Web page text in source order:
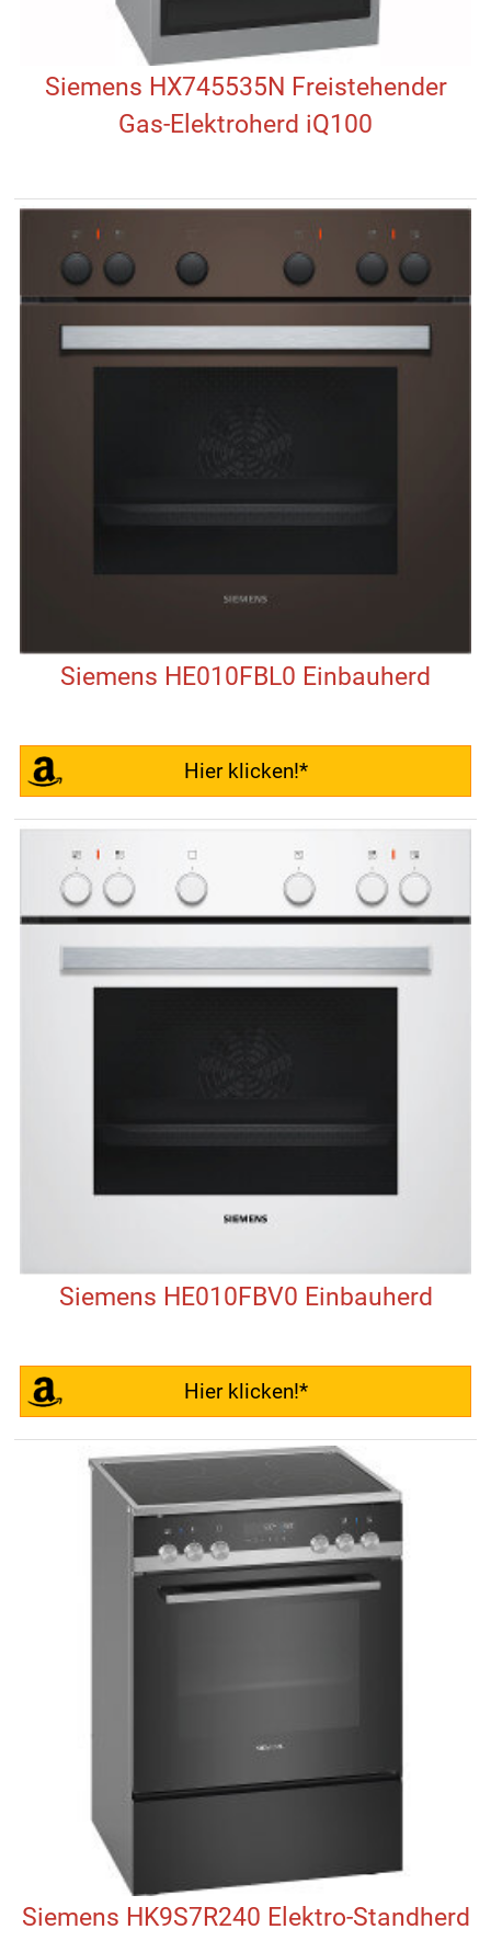
Siemens HX745535N Freistehender
Gas-Elektroherd iQ100
Siemens HE010FBL0 Einbauherd
Hier klicken!*
Siemens HE010FBV0 Einbauherd
Hier klicken!*
Siemens HK9S7R240 Elektro-Standherd